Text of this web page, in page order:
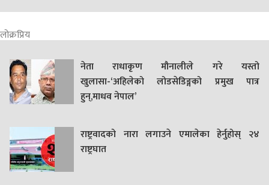
लोक्रप्रिय
नेता राधाकृण मौनालीले गरे यस्तो
खुलासा-‘अहिलेको लोडसेडिङ्गको प्रमुख पात्र
हुन्,माधव नेपाल’
राष्ट्रवादको नारा लगाउने एमालेका हेर्नुहोस् २४
राष्ट्रघात